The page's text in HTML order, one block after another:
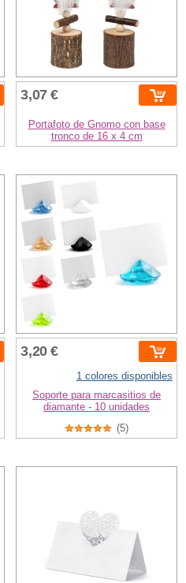
3,07 €
Portafoto de Gnomo con base
tronco de 16 x 4 cm
3,20 €
1 colores disponibles
Soporte para marcasitios de
diamante - 10 unidades
(5)